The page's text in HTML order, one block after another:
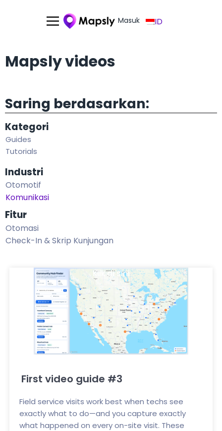
Masuk ID
Mapsly videos
Saring berdasarkan:
Kategori
Guides
Tutorials
Industri
Otomotif
Komunikasi
Fitur
Otomasi
Check-In & Skrip Kunjungan
First video guide #3
Field service visits work best when techs see
exactly what to do—and you capture exactly
what happened on every on-site visit. These
Klik di sini